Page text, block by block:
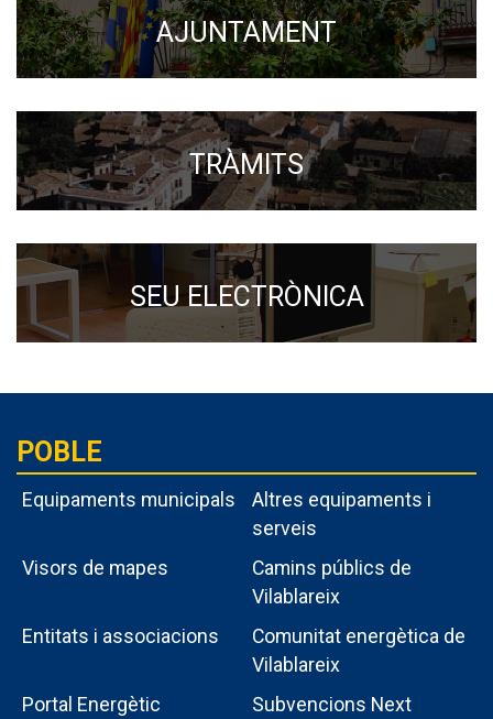
AJUNTAMENT
TRÀMITS
SEU ELECTRÒNICA
POBLE
Equipaments municipals
Altres equipaments i
serveis
Visors de mapes
Camins públics de
Vilablareix
Entitats i associacions
Comunitat energètica de
Vilablareix
Portal Energètic
Subvencions Next